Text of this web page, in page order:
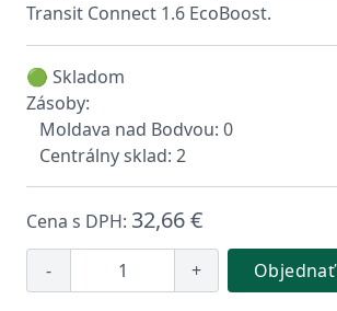
Transit Connect 1.6 EcoBoost.
🟢 Skladom
Zásoby:
Moldava nad Bodvou: 0
Centrálny sklad: 2
Cena s DPH: 32,66 €
- + Objednať